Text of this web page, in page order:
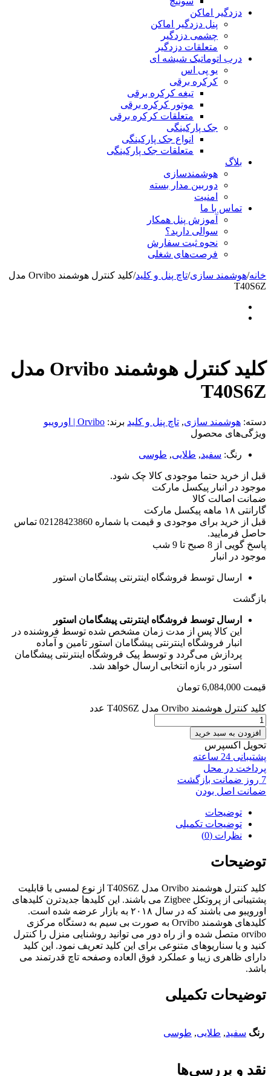
دزدگیر اماکن
پنل دزدگیر اماکن
چشمی دزدگیر
متعلقات دزدگیر
درب اتوماتیک شیشه ای
یو پی اس
کرکره برقی
تیغه کرکره برقی
موتور کرکره برقی
متعلقات کرکره برقی
جک پارکینگی
انواع جک پارکینگی
متعلقات جک پارکینگی
بلاگ
هوشمندسازی
دوربین مدار بسته
امنیت
تماس با ما
آموزش پنل همکار
سوالی دارید؟
نحوه ثبت سفارش
فرصت‌های شغلی
خانه/هوشمند سازی/تاچ پنل و کلید/
کلید کنترل هوشمند Orvibo مدل
T40S6Z
کلید کنترل هوشمند Orvibo مدل
T40S6Z
دسته: هوشمند سازی, تاچ پنل و کلید برند: Orvibo | اورویبو
ویژگی‌های محصول
رنگ: سفید, طلایی, طوسی
قبل از خرید حتما موجودی کالا چک شود.
موجود در انبار پیکسل مارکت
ضمانت اصالت کالا
گارانتی ۱۸ ماهه پیکسل مارکت
قبل از خرید برای موجودی و قیمت با شماره 02128423860 تماس
حاصل فرمایید.
پاسخ گویی از 8 صبح تا 9 شب
موجود در انبار
ارسال توسط فروشگاه اینترنتی پیشگامان استور
بازگشت
ارسال توسط فروشگاه اینترنتی پیشگامان استور
این کالا پس از مدت زمان مشخص شده توسط فروشنده در
انبار فروشگاه اینترنتی پیشگامان استور تامین و آماده
پردازش می‌گردد و توسط پیک فروشگاه اینترنتی پیشگامان
استور در بازه انتخابی ارسال خواهد شد.
قیمت 6,084,000 تومان
کلید کنترل هوشمند Orvibo مدل T40S6Z عدد
افزودن به سبد خرید
تحویل اکسپرس
پشتیبانی 24 ساعته
پرداخت در محل
7 روز ضمانت بازگشت
ضمانت اصل بودن
توضیحات
توضیحات تکمیلی
نظرات (0)
توضیحات
کلید کنترل هوشمند Orvibo مدل T40S6Z از نوع لمسی با قابلیت
پشتیبانی از پروتکل Zigbee می باشند. این کلیدها جدیدترن کلیدهای
اورویبو می باشند که در سال ۲۰۱۸ به بازار عرضه شده است.
کلیدهای هوشمند Orvibo به صورت بی سیم به دستگاه مرکزی
orvibo متصل شده و از راه دور می توانید روشنایی منزل را کنترل
کنید و یا سناریوهای متنوعی برای این کلید تعریف نمود. این کلید
دارای ظاهری زیبا و عملکرد فوق العاده وصفحه تاچ قدرتمند می
باشد.
توضیحات تکمیلی
رنگ سفید, طلایی, طوسی
نقد و بررسی‌ها